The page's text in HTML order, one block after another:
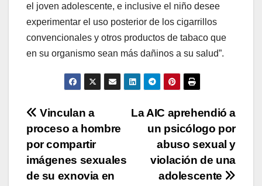
el joven adolescente, e inclusive el niño desee
experimentar el uso posterior de los cigarrillos
convencionales y otros productos de tabaco que
en su organismo sean más dañinos a su salud”.
Navegación
de
entradas
La AIC aprehendió a
un psicólogo por
abuso sexual y
violación de una
adolescente
Vinculan a
proceso a hombre
por compartir
imágenes sexuales
de su exnovia en